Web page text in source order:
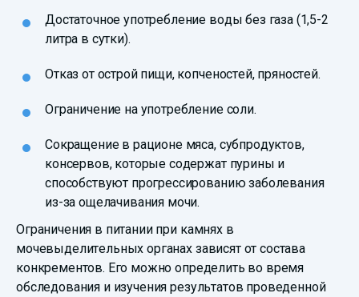
Достаточное употребление воды без газа (1,5-2
литра в сутки).
Отказ от острой пищи, копченостей, пряностей.
Ограничение на употребление соли.
Сокращение в рационе мяса, субпродуктов,
консервов, которые содержат пурины и
способствуют прогрессированию заболевания
из-за ощелачивания мочи.
Ограничения в питании при камнях в
мочевыделительных органах зависят от состава
конкрементов. Его можно определить во время
обследования и изучения результатов проведенной